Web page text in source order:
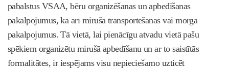
pabalstus VSAA, bēru organizēšanas un apbedīšanas
pakalpojumus, kā arī mirušā transportēšanas vai morga
pakalpojumus. Tā vietā, lai pienācīgu atvadu vietā pašu
spēkiem organizētu mirušā apbedīšanu un ar to saistītās
formalitātes, ir iespējams visu nepieciešamo uzticēt